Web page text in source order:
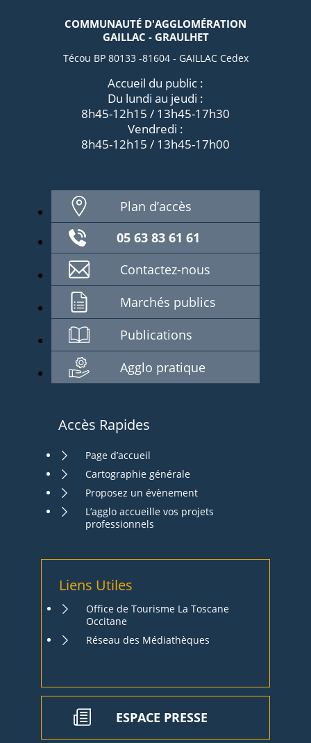
COMMUNAUTÉ D'AGGLOMÉRATION
GAILLAC - GRAULHET
Técou BP 80133 -81604 - GAILLAC Cedex
Accueil du public :
Du lundi au jeudi :
8h45-12h15 / 13h45-17h30
Vendredi :
8h45-12h15 / 13h45-17h00
Plan d’accès
05 63 83 61 61
Contactez-nous
Marchés publics
Publications
Agglo pratique
Accès Rapides
Page d’accueil
Cartographie générale
Proposez un évènement
L’agglo accueille vos projets
professionnels
Liens Utiles
Office de Tourisme La Toscane
Occitane
Réseau des Médiathèques
ESPACE PRESSE